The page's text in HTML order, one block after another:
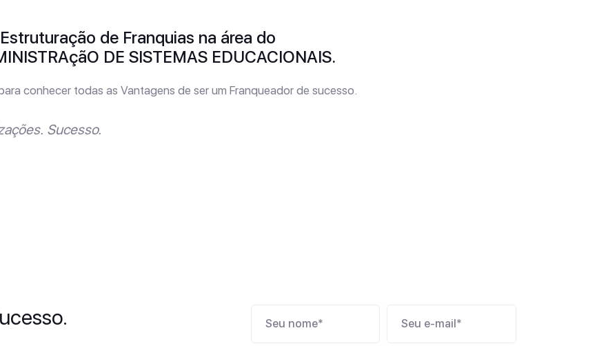
de Franquias na área do
DE SISTEMAS EDUCACIONAIS.
conhecer todas as Vantagens de ser um Franqueador de sucesso.
Sucesso.